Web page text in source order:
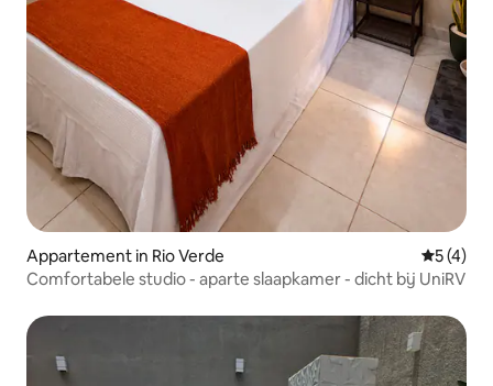
Appartement in Rio Verde
5 (4)
Comfortabele studio - aparte slaapkamer - dicht bij UniRV